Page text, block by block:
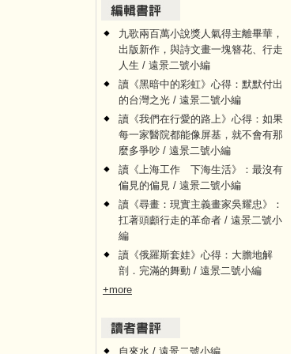
九歌兩百萬小說獎人氣得主離畢華，
出版新作，與詩文畫一塊簪花、行走
人生 / 遠景二號小編
讀《黑暗中的彩虹》心得：默默付出
的台灣之光 / 遠景二號小編
讀《我們在行愛的路上》心得：如果
每一家醫院都能像屏基，就不會有那
麼多爭吵 / 遠景二號小編
讀《上海工作 下海生活》：最沒有
偏見的偏見 / 遠景二號小編
讀《尋畫：現實主義畫家吳耀忠》：
扛著頭顱行走的革命者 / 遠景二號小
編
讀《俄羅斯套娃》心得：大膽地解
剖．完滿的舞動 / 遠景二號小編
+more
自來水 / 遠景二號小編